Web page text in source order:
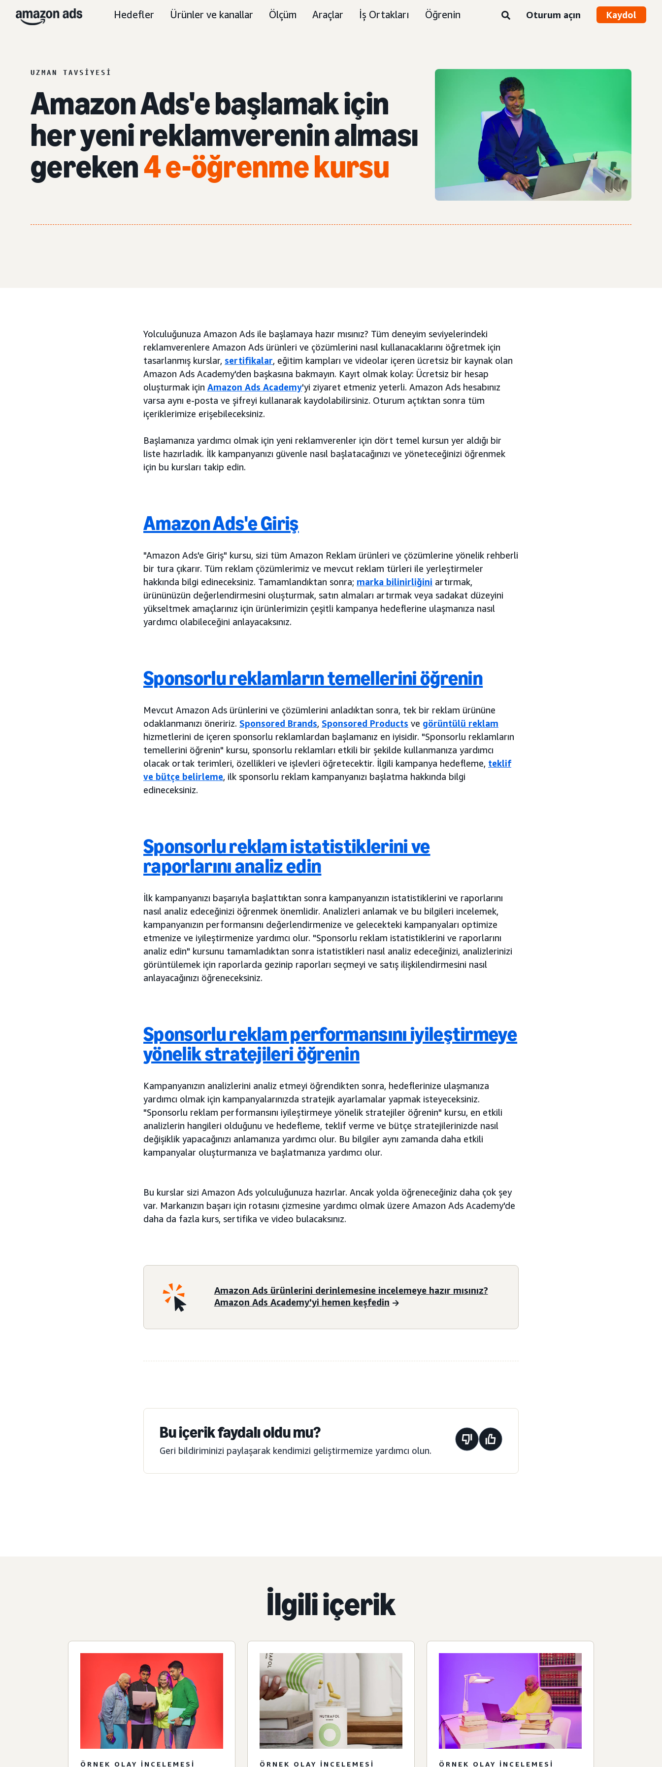
Hedefler Ürünler ve kanallar Ölçüm Araçlar İş Ortakları Öğrenin Oturum açın Kaydol
UZMAN TAVSIYESI
Amazon Ads'e başlamak için
her yeni reklamverenin alması
gereken4 e-öğrenme kursu
Yolculuğunuza Amazon Ads ile başlamaya hazır mısınız? Tüm deneyim seviyelerindeki
reklamverenlere Amazon Ads ürünleri ve çözümlerini nasıl kullanacaklarını öğretmek için
tasarlanmış kurslar, sertifikalar, eğitim kampları ve videolar içeren ücretsiz bir kaynak olan
Amazon Ads Academy'den başkasına bakmayın. Kayıt olmak kolay: Ücretsiz bir hesap
oluşturmak için Amazon Ads Academy'yi ziyaret etmeniz yeterli. Amazon Ads hesabınız
varsa aynı e-posta ve şifreyi kullanarak kaydolabilirsiniz. Oturum açtıktan sonra tüm
içeriklerimize erişebileceksiniz.
Başlamanıza yardımcı olmak için yeni reklamverenler için dört temel kursun yer aldığı bir
liste hazırladık. İlk kampanyanızı güvenle nasıl başlatacağınızı ve yöneteceğinizi öğrenmek
için bu kursları takip edin.
Amazon Ads'e Giriş
"Amazon Ads'e Giriş" kursu, sizi tüm Amazon Reklam ürünleri ve çözümlerine yönelik rehberli
bir tura çıkarır. Tüm reklam çözümlerimiz ve mevcut reklam türleri ile yerleştirmeler
hakkında bilgi edineceksiniz. Tamamlandıktan sonra; marka bilinirliğini artırmak,
ürününüzün değerlendirmesini oluşturmak, satın almaları artırmak veya sadakat düzeyini
yükseltmek amaçlarınız için ürünlerimizin çeşitli kampanya hedeflerine ulaşmanıza nasıl
yardımcı olabileceğini anlayacaksınız.
Sponsorlu reklamların temellerini öğrenin
Mevcut Amazon Ads ürünlerini ve çözümlerini anladıktan sonra, tek bir reklam ürününe
odaklanmanızı öneririz. Sponsored Brands, Sponsored Products ve görüntülü reklam
hizmetlerini de içeren sponsorlu reklamlardan başlamanız en iyisidir. "Sponsorlu reklamların
temellerini öğrenin" kursu, sponsorlu reklamları etkili bir şekilde kullanmanıza yardımcı
olacak ortak terimleri, özellikleri ve işlevleri öğretecektir. İlgili kampanya hedefleme, teklif
ve bütçe belirleme, ilk sponsorlu reklam kampanyanızı başlatma hakkında bilgi
edineceksiniz.
Sponsorlu reklam istatistiklerini ve
raporlarını analiz edin
İlk kampanyanızı başarıyla başlattıktan sonra kampanyanızın istatistiklerini ve raporlarını
nasıl analiz edeceğinizi öğrenmek önemlidir. Analizleri anlamak ve bu bilgileri incelemek,
kampanyanızın performansını değerlendirmenize ve gelecekteki kampanyaları optimize
etmenize ve iyileştirmenize yardımcı olur. "Sponsorlu reklam istatistiklerini ve raporlarını
analiz edin" kursunu tamamladıktan sonra istatistikleri nasıl analiz edeceğinizi, analizlerinizi
görüntülemek için raporlarda gezinip raporları seçmeyi ve satış ilişkilendirmesini nasıl
anlayacağınızı öğreneceksiniz.
Sponsorlu reklam performansını iyileştirmeye
yönelik stratejileri öğrenin
Kampanyanızın analizlerini analiz etmeyi öğrendikten sonra, hedeflerinize ulaşmanıza
yardımcı olmak için kampanyalarınızda stratejik ayarlamalar yapmak isteyeceksiniz.
"Sponsorlu reklam performansını iyileştirmeye yönelik stratejiler öğrenin" kursu, en etkili
analizlerin hangileri olduğunu ve hedefleme, teklif verme ve bütçe stratejilerinizde nasıl
değişiklik yapacağınızı anlamanıza yardımcı olur. Bu bilgiler aynı zamanda daha etkili
kampanyalar oluşturmanıza ve başlatmanıza yardımcı olur.
Bu kurslar sizi Amazon Ads yolculuğunuza hazırlar. Ancak yolda öğreneceğiniz daha çok şey
var. Markanızın başarı için rotasını çizmesine yardımcı olmak üzere Amazon Ads Academy'de
daha da fazla kurs, sertifika ve video bulacaksınız.
Amazon Ads ürünlerini derinlemesine incelemeye hazır mısınız?
Amazon Ads Academy'yi hemen keşfedin
Bu içerik faydalı oldu mu?
Geri bildiriminizi paylaşarak kendimizi geliştirmemize yardımcı olun.
İlgili içerik
ÖRNEK OLAY INCELEMESI ÖRNEK OLAY INCELEMESI ÖRNEK OLAY INCELEMESI